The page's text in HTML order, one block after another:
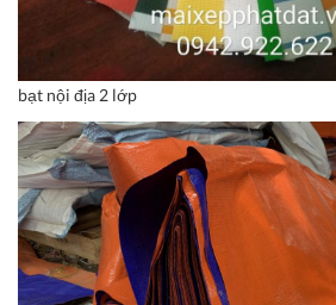
bạt nội địa 2 lớp